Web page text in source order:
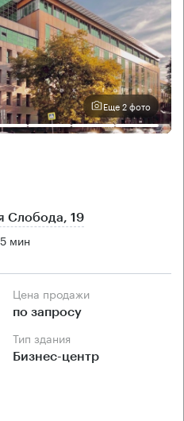
Еще 2 фото
Слобода, 19
5 мин
Цена продажи
по запросу
Тип здания
Бизнес-центр